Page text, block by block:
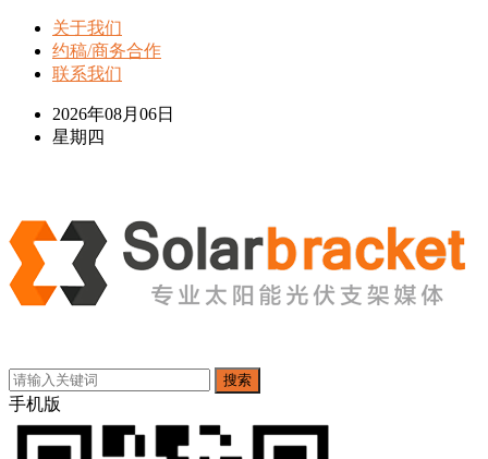
关于我们
约稿/商务合作
联系我们
2026年08月06日
星期四
搜索
手机版